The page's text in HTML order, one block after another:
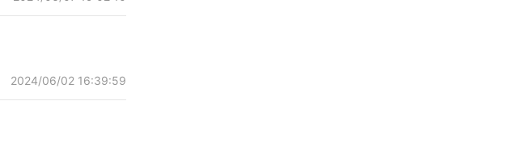
2024/06/02 16:39:59